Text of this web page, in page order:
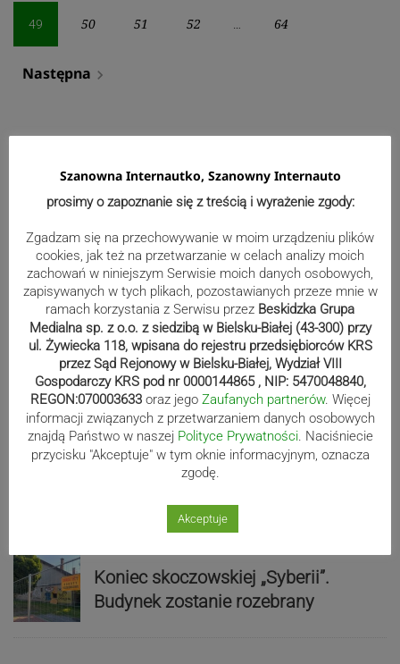
49 50 51 52 … 64
Następna navigate_next
Wydarzenia
Wakacyjny szturm po dowody. W
lipcu ponad 400 osób w
zebrzydowickim urzędzie
Koniec skoczowskiej „Syberii”.
Budynek zostanie rozebrany
Szanowna Internautko, Szanowny Internauto
prosimy o zapoznanie się z treścią i wyrażenie zgody:
Zgadzam się na przechowywanie w moim urządzeniu plików
cookies, jak też na przetwarzanie w celach analizy moich
zachowań w niniejszym Serwisie moich danych osobowych,
zapisywanych w tych plikach, pozostawianych przeze mnie w
ramach korzystania z Serwisu przez Beskidzka Grupa
Medialna sp. z o.o. z siedzibą w Bielsku-Białej (43-300) przy
ul. Żywiecka 118, wpisana do rejestru przedsiębiorców KRS
przez Sąd Rejonowy w Bielsku-Białej, Wydział VIII
Gospodarczy KRS pod nr 0000144865 , NIP: 5470048840,
REGON:070003633 oraz jego Zaufanych partnerów. Więcej
informacji związanych z przetwarzaniem danych osobowych
znajdą Państwo w naszej Polityce Prywatności. Naciśniecie
przycisku "Akceptuje" w tym oknie informacyjnym, oznacza
zgodę.
Akceptuje